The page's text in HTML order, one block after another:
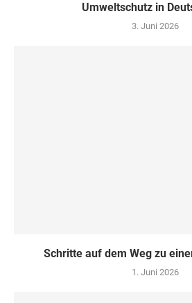
Umweltschutz in
3. Juni 2026
Schritte auf dem Weg zu
1. Juni 2026